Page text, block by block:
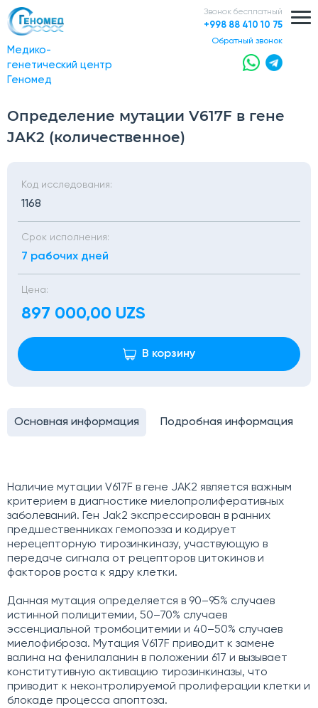
Медико-
генетический центр
Геномед
Звонок бесплатный
+998 88 410 10 75
обратный звонок
Определение мутации V617F в гене
JAK2 (количественное)
Основная информация Подробная информация
Наличие мутации V617F в гене JAK2 является важным
критерием в диагностике миелопролиферативных
заболеваний. Ген Jak2 экспрессирован в ранних
предшественниках гемопоэза и кодирует
нерецепторную тирозинкиназу, участвующую в
передаче сигнала от рецепторов цитокинов и
факторов роста к ядру клетки.
Данная мутация определяется в 90–95% случаев
истинной полицитемии, 50–70% случаев
эссенциальной тромбоцитемии и 40–50% случаев
миелофиброза. Мутация V617F приводит к замене
валина на фенилаланин в положении 617 и вызывает
конститутивную активацию тирозинкиназы, что
приводит к неконтролируемой пролиферации клетки и
блокаде процесса апоптоза.
Код исследования:
1168
Срок исполнения:
7 рабочих дней
Цена:
897 000,00 UZS
В корзину